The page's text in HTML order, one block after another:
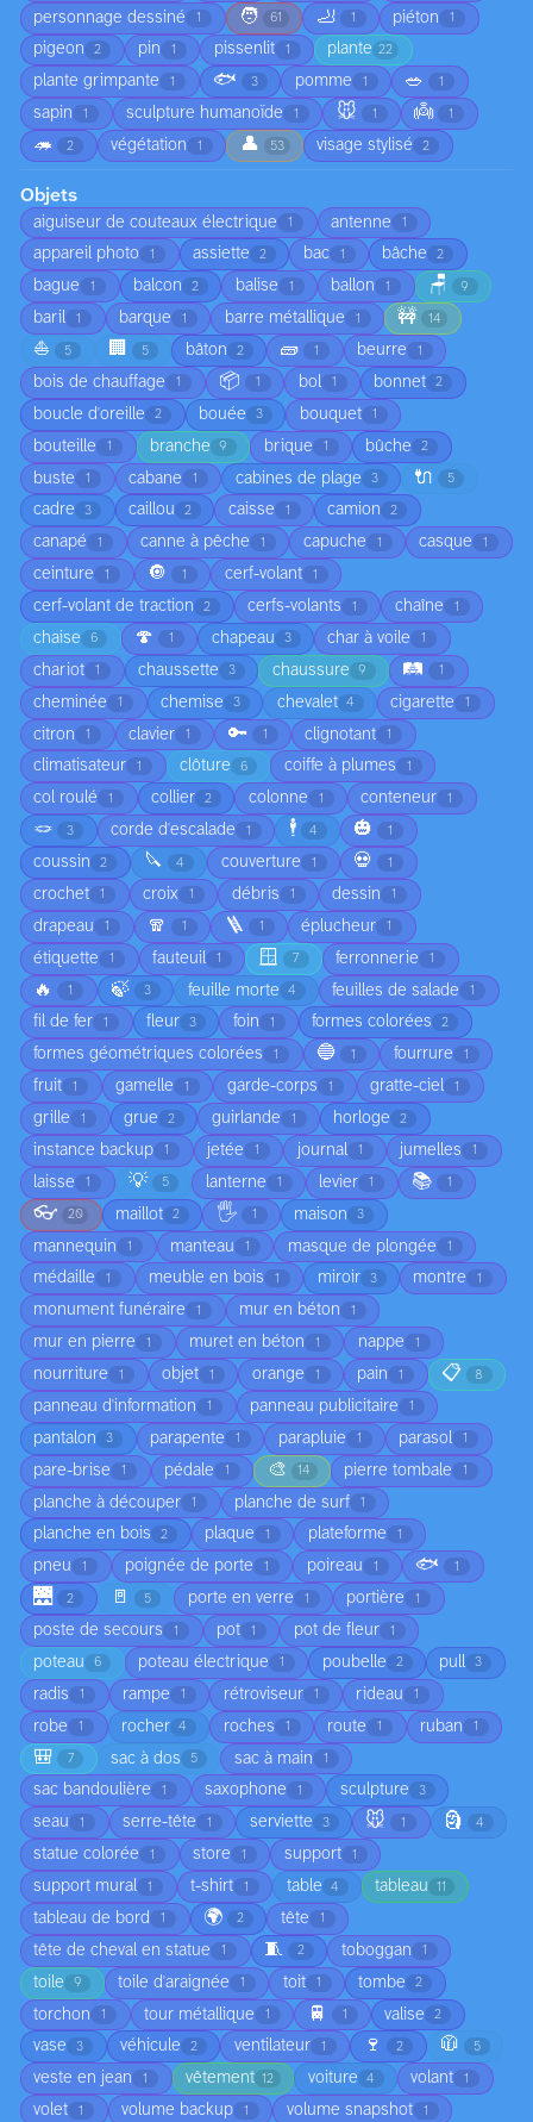
personnage dessiné 1 🧑 61 🦶 1 piéton 1
pigeon 2 pin 1 pissenlit 1 plante 22
plante grimpante 1 🐟 3 pomme 1 🥗 1
sapin 1 sculpture humanoïde 1 🐭 1 👼 1
🦔 2 végétation 1 👤 53 visage stylisé 2
Objets
aiguiseur de couteaux électrique 1 antenne 1
appareil photo 1 assiette 2 bac 1 bâche 2
bague 1 balcon 2 balise 1 ballon 1 🪑 9
baril 1 barque 1 barre métallique 1 🚧 14
⛵ 5 🏢 5 bâton 2 🧱 1 beurre 1
bois de chauffage 1 📦 1 bol 1 bonnet 2
boucle d'oreille 2 bouée 3 bouquet 1
bouteille 1 branche 9 brique 1 bûche 2
buste 1 cabane 1 cabines de plage 3 🔌 5
cadre 3 caillou 2 caisse 1 camion 2
canapé 1 canne à pêche 1 capuche 1 casque 1
ceinture 1 🔘 1 cerf-volant 1
cerf-volant de traction 2 cerfs-volants 1 chaîne 1
chaise 6 🍄 1 chapeau 3 char à voile 1
chariot 1 chaussette 3 chaussure 9 🛤️ 1
cheminée 1 chemise 3 chevalet 4 cigarette 1
citron 1 clavier 1 🔑 1 clignotant 1
climatisateur 1 clôture 6 coiffe à plumes 1
col roulé 1 collier 2 colonne 1 conteneur 1
🪢 3 corde d'escalade 1 🕴️ 4 🎃 1
coussin 2 🔪 4 couverture 1 💀 1
crochet 1 croix 1 débris 1 dessin 1
drapeau 1 🧣 1 🪜 1 éplucheur 1
étiquette 1 fauteuil 1 🪟 7 ferronnerie 1
🔥 1 🍃 3 feuille morte 4 feuilles de salade 1
fil de fer 1 fleur 3 foin 1 formes colorées 2
formes géométriques colorées 1 🔵 1 fourrure 1
fruit 1 gamelle 1 garde-corps 1 gratte-ciel 1
grille 1 grue 2 guirlande 1 horloge 2
instance backup 1 jetée 1 journal 1 jumelles 1
laisse 1 💡 5 lanterne 1 levier 1 📚 1
👓 20 maillot 2 🖐️ 1 maison 3
mannequin 1 manteau 1 masque de plongée 1
médaille 1 meuble en bois 1 miroir 3 montre 1
monument funéraire 1 mur en béton 1
mur en pierre 1 muret en béton 1 nappe 1
nourriture 1 objet 1 orange 1 pain 1 📋 8
panneau d'information 1 panneau publicitaire 1
pantalon 3 parapente 1 parapluie 1 parasol 1
pare-brise 1 pédale 1 🎨 14 pierre tombale 1
planche à découper 1 planche de surf 1
planche en bois 2 plaque 1 plateforme 1
pneu 1 poignée de porte 1 poireau 1 🐟 1
🌉 2 🚪 5 porte en verre 1 portière 1
poste de secours 1 pot 1 pot de fleur 1
poteau 6 poteau électrique 1 poubelle 2 pull 3
radis 1 rampe 1 rétroviseur 1 rideau 1
robe 1 rocher 4 roches 1 route 1 ruban 1
🎒 7 sac à dos 5 sac à main 1
sac bandoulière 1 saxophone 1 sculpture 3
seau 1 serre-tête 1 serviette 3 🐭 1 🗿 4
statue colorée 1 store 1 support 1
support mural 1 t-shirt 1 table 4 tableau 11
tableau de bord 1 🌍 2 tête 1
tête de cheval en statue 1 🧵 2 toboggan 1
toile 9 toile d'araignée 1 toit 1 tombe 2
torchon 1 tour métallique 1 🚆 1 valise 2
vase 3 véhicule 2 ventilateur 1 🍷 2 🧥 5
veste en jean 1 vêtement 12 voiture 4 volant 1
volet 1 volume backup 1 volume snapshot 1